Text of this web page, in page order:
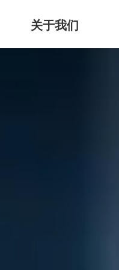
关于我们